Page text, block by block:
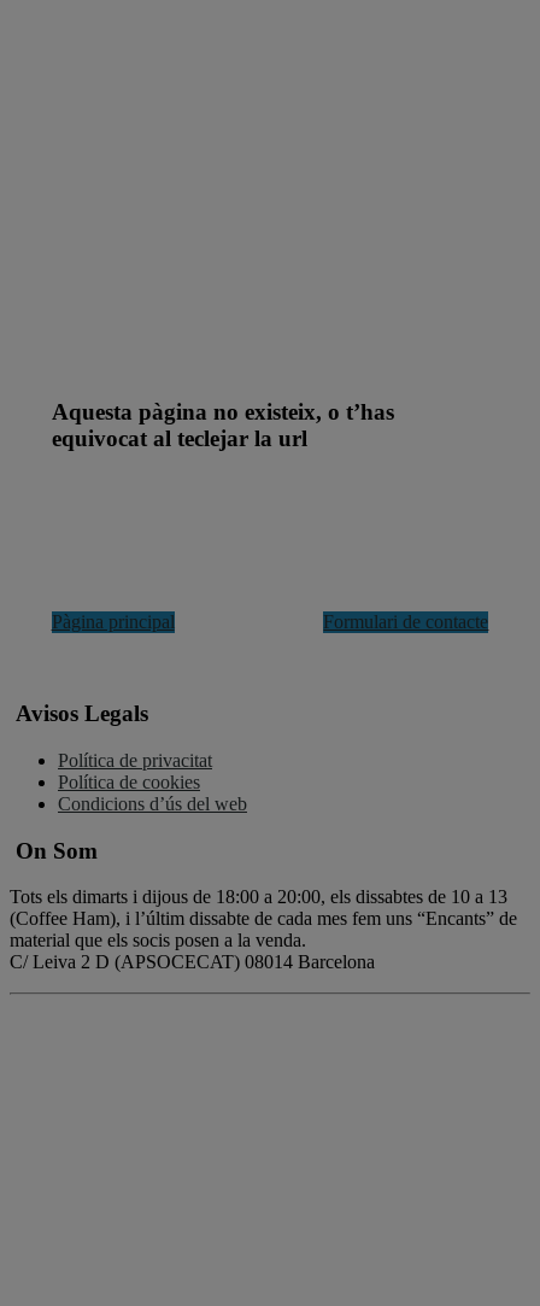
Aquesta pàgina no existeix, o t’has
equivocat al teclejar la url
Pàgina principal Formulari de contacte
Avisos Legals
Política de privacitat
Política de cookies
Condicions d’ús del web
On Som
Tots els dimarts i dijous de 18:00 a 20:00, els dissabtes de 10 a 13
(Coffee Ham), i l’últim dissabte de cada mes fem uns “Encants” de
material que els socis posen a la venda.
C/ Leiva 2 D (APSOCECAT) 08014 Barcelona